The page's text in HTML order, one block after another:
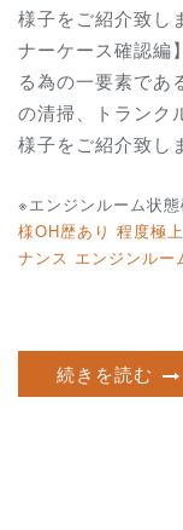
様子をご紹介致し
ナーケース確認編
る為の一要素であ
の清掃、トランク
様子をご紹介致し
※エンジンルーム状
様OH歴あり 程度極
ナンス エンジンルー
続きを読む